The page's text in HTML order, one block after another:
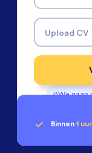
Upload CV
We gaan
Binnen 1 uur
met een